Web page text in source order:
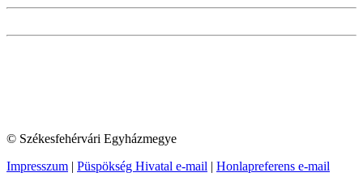
© Székesfehérvári Egyházmegye
Impresszum | Püspökség Hivatal e-mail | Honlapreferens e-mail